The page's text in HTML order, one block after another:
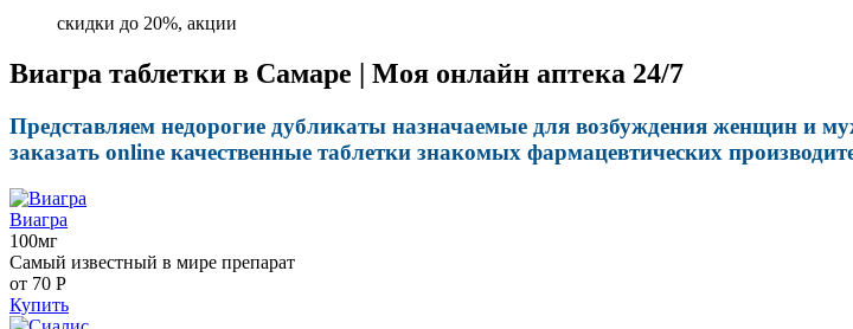
скидки до 20%, акции
Виагра таблетки в Самаре | Моя онлайн аптека 24/7
Представляем недорогие дубликаты назначаемые для возбуждения женщин и
заказать online качественные таблетки знакомых фармацевтических
Виагра
100мг
Самый известный в мире препарат
от 70 Р
Купить